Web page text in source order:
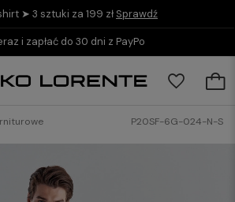
➤ 3 sztuki za 199 zł Sprawdź
i zapłać do 30 dni z PayPo
P20SF-6G-024-N-S